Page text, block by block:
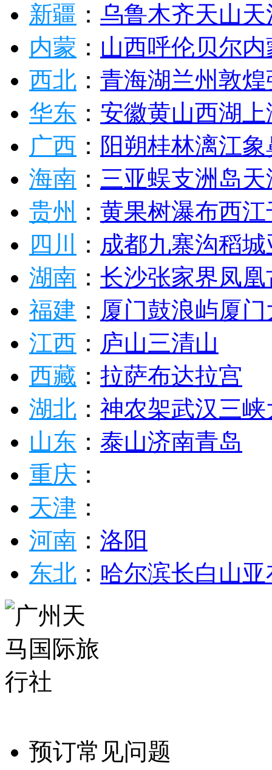
新疆 ： 乌鲁木齐天山天
内蒙 ： 山西呼伦贝尔
西北 ： 青海湖兰州敦煌
华东 ： 安徽黄山西湖
广西 ： 阳朔桂林漓江象
海南 ： 三亚蜈支洲岛
贵州 ： 黄果树瀑布西江
四川
： 成都九寨沟稻城
湖南 ： 长沙张家界凤
福建 ： 厦门鼓浪屿厦
江西 ： 庐山三清山
西藏 ： 拉萨布达拉宫
湖北 ： 神农架武汉三
山东 ： 泰山济南青岛
重庆 ：
天津 ：
河南 ： 洛阳
东北 ： 哈尔滨长白山
预订常见问题